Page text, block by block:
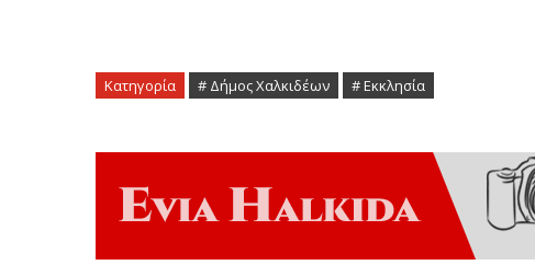
Κατηγορία # Δήμος Χαλκιδέων # Εκκλησία